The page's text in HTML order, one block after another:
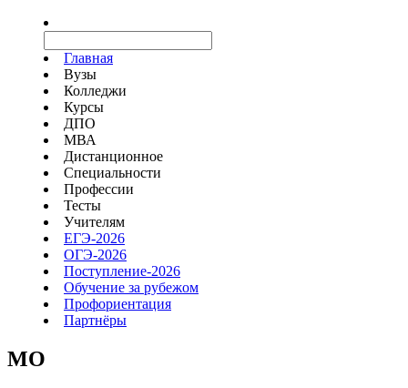
Главная
Вузы
Колледжи
Курсы
ДПО
МВА
Дистанционное
Специальности
Профессии
Тесты
Учителям
ЕГЭ-2026
ОГЭ-2026
Поступление-2026
Обучение за рубежом
Профориентация
Партнёры
MO